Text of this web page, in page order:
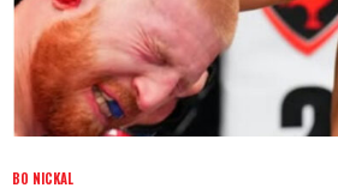
BO NICKAL